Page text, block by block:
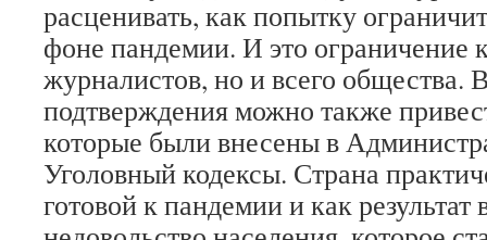
расценивать, как попытку
фоне пандемии. И это ограничение
журналистов, но и всего общества.
подтверждения можно также
которые были внесены в
Уголовный кодексы. Страна
готовой к пандемии и как результат